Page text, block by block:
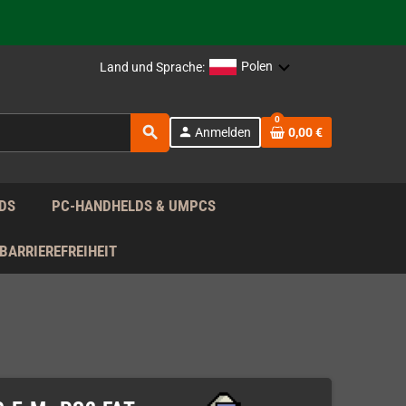
nach!
Land und Sprache: Polen
search person Anmelden
0
0,00 €
PC-HANDHELDS & UMPCS
BARRIEREFREIHEIT